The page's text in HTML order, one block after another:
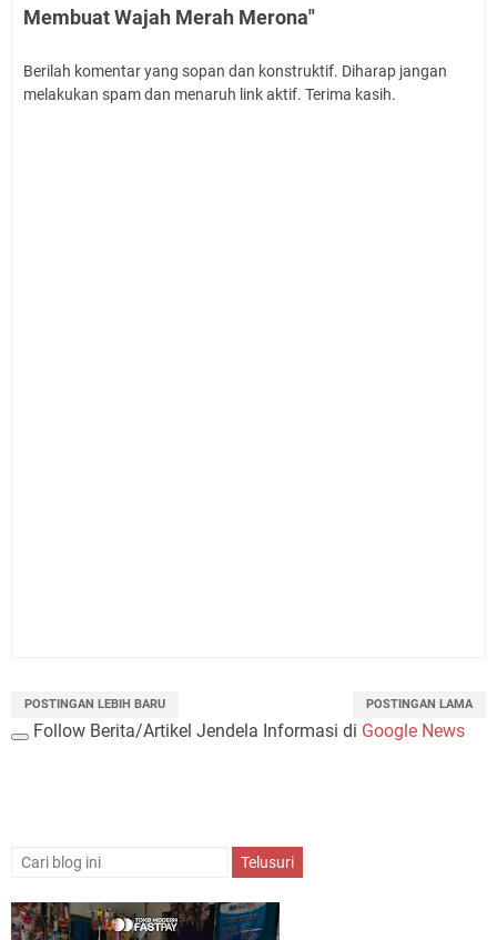
Membuat Wajah Merah Merona"
Berilah komentar yang sopan dan konstruktif. Diharap jangan
melakukan spam dan menaruh link aktif. Terima kasih.
POSTINGAN LEBIH BARU POSTINGAN LAMA
Follow Berita/Artikel Jendela Informasi di Google News